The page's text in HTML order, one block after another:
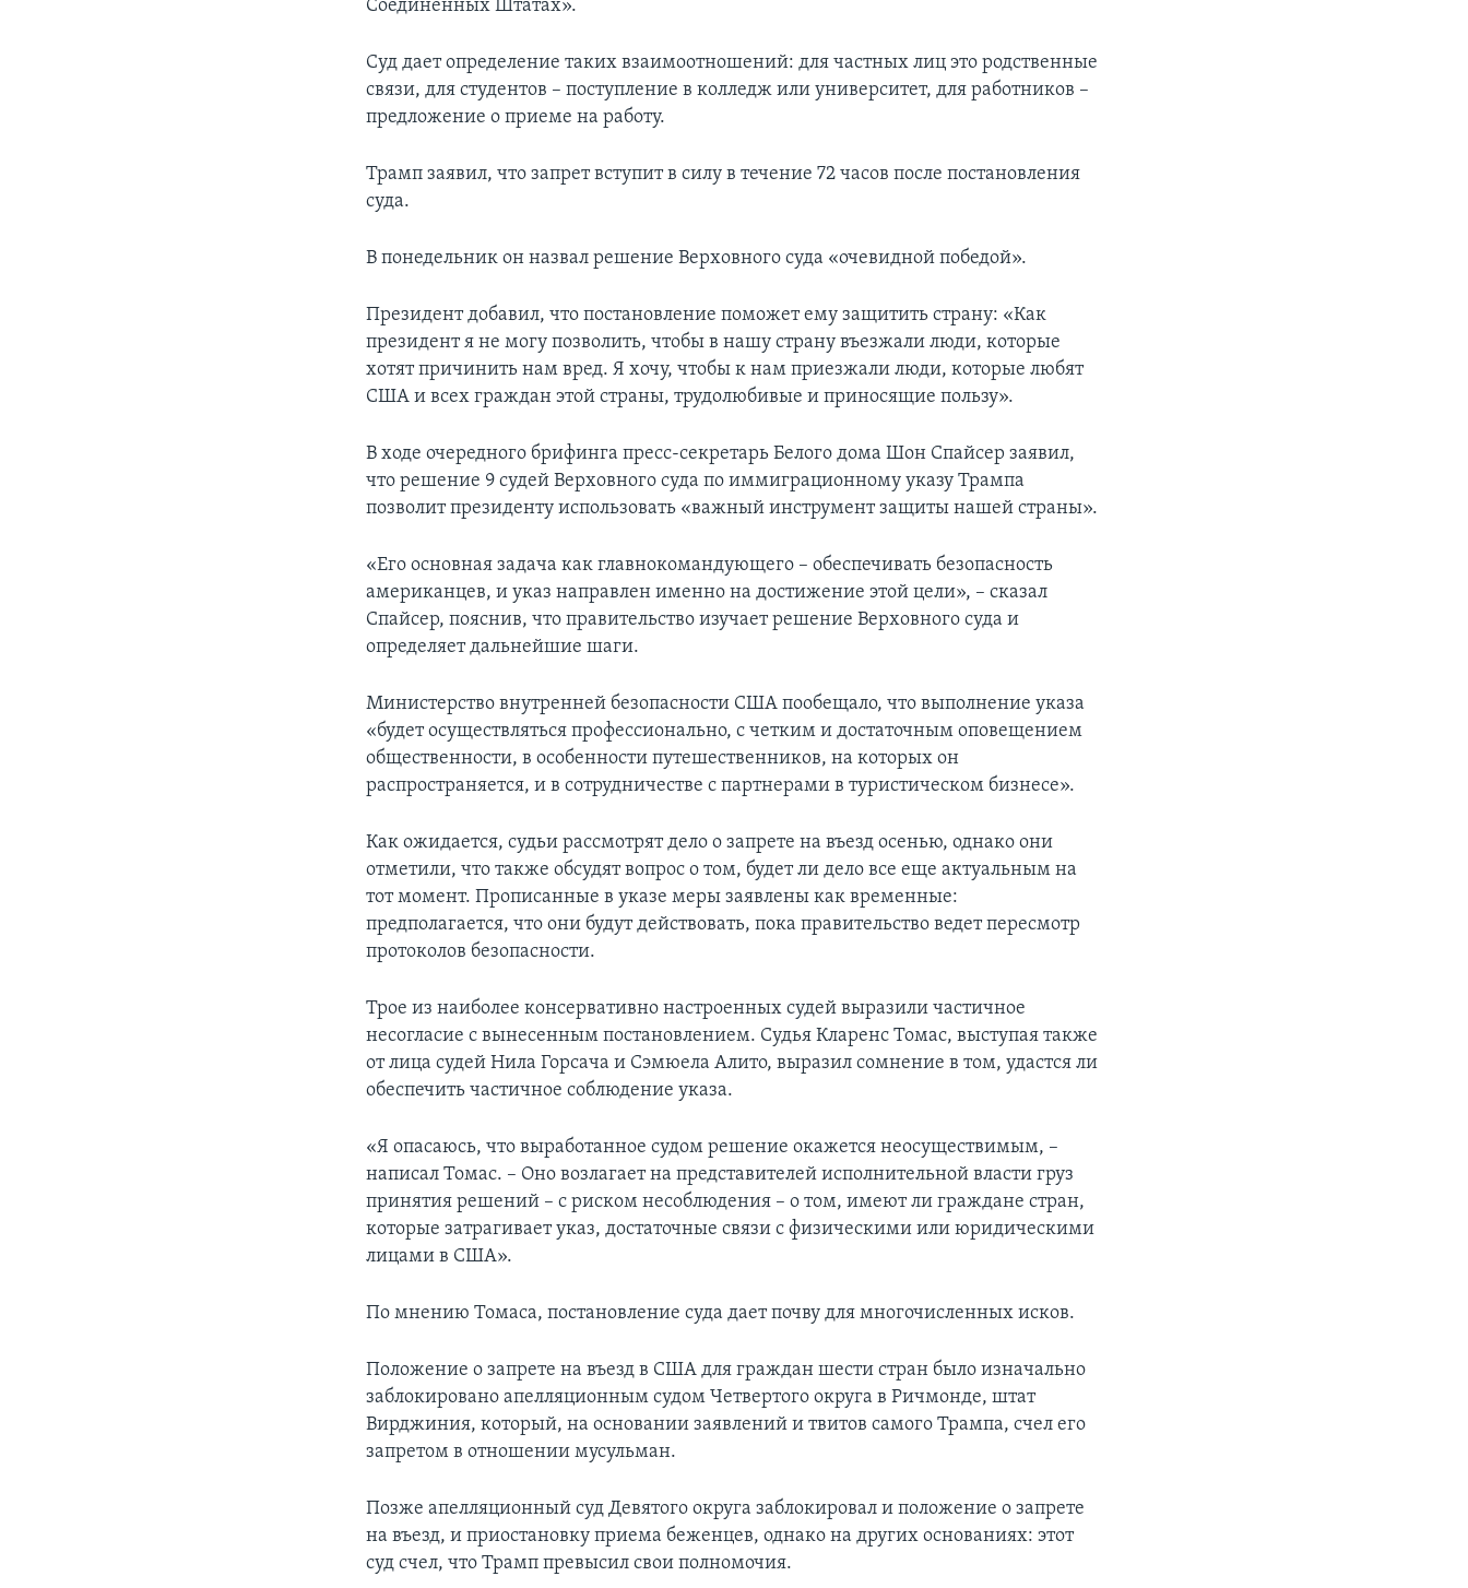
Соединенных Штатах».
Суд дает определение таких взаимоотношений: для частных лиц это родственные
связи, для студентов – поступление в колледж или университет, для работников –
предложение о приеме на работу.
Трамп заявил, что запрет вступит в силу в течение 72 часов после постановления
суда.
В понедельник он назвал решение Верховного суда «очевидной победой».
Президент добавил, что постановление поможет ему защитить страну: «Как
президент я не могу позволить, чтобы в нашу страну въезжали люди, которые
хотят причинить нам вред. Я хочу, чтобы к нам приезжали люди, которые любят
США и всех граждан этой страны, трудолюбивые и приносящие пользу».
В ходе очередного брифинга пресс-секретарь Белого дома Шон Спайсер заявил,
что решение 9 судей Верховного суда по иммиграционному указу Трампа
позволит президенту использовать «важный инструмент защиты нашей страны».
«Его основная задача как главнокомандующего – обеспечивать безопасность
американцев, и указ направлен именно на достижение этой цели», – сказал
Спайсер, пояснив, что правительство изучает решение Верховного суда и
определяет дальнейшие шаги.
Министерство внутренней безопасности США пообещало, что выполнение указа
«будет осуществляться профессионально, с четким и достаточным оповещением
общественности, в особенности путешественников, на которых он
распространяется, и в сотрудничестве с партнерами в туристическом бизнесе».
Как ожидается, судьи рассмотрят дело о запрете на въезд осенью, однако они
отметили, что также обсудят вопрос о том, будет ли дело все еще актуальным на
тот момент. Прописанные в указе меры заявлены как временные:
предполагается, что они будут действовать, пока правительство ведет пересмотр
протоколов безопасности.
Трое из наиболее консервативно настроенных судей выразили частичное
несогласие с вынесенным постановлением. Судья Кларенс Томас, выступая также
от лица судей Нила Горсача и Сэмюела Алито, выразил сомнение в том, удастся ли
обеспечить частичное соблюдение указа.
«Я опасаюсь, что выработанное судом решение окажется неосуществимым, –
написал Томас. – Оно возлагает на представителей исполнительной власти груз
принятия решений – с риском несоблюдения – о том, имеют ли граждане стран,
которые затрагивает указ, достаточные связи с физическими или юридическими
лицами в США».
По мнению Томаса, постановление суда дает почву для многочисленных исков.
Положение о запрете на въезд в США для граждан шести стран было изначально
заблокировано апелляционным судом Четвертого округа в Ричмонде, штат
Вирджиния, который, на основании заявлений и твитов самого Трампа, счел его
запретом в отношении мусульман.
Позже апелляционный суд Девятого округа заблокировал и положение о запрете
на въезд, и приостановку приема беженцев, однако на других основаниях: этот
суд счел, что Трамп превысил свои полномочия.